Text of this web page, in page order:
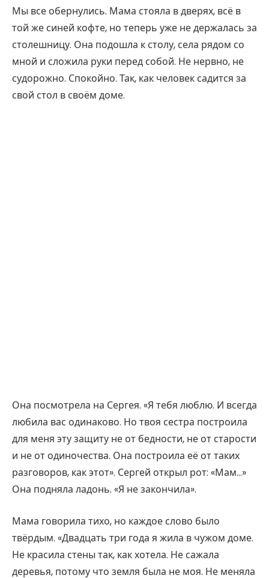
Мы все обернулись. Мама стояла в дверях, всё в
той же синей кофте, но теперь уже не держалась за
столешницу. Она подошла к столу, села рядом со
мной и сложила руки перед собой. Не нервно, не
судорожно. Спокойно. Так, как человек садится за
свой стол в своём доме.
Она посмотрела на Сергея. «Я тебя люблю. И всегда
любила вас одинаково. Но твоя сестра построила
для меня эту защиту не от бедности, не от старости
и не от одиночества. Она построила её от таких
разговоров, как этот». Сергей открыл рот: «Мам…»
Она подняла ладонь. «Я не закончила».
Мама говорила тихо, но каждое слово было
твёрдым. «Двадцать три года я жила в чужом доме.
Не красила стены так, как хотела. Не сажала
деревья, потому что земля была не моя. Не меняла